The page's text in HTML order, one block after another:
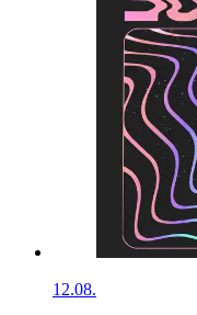
12.08.